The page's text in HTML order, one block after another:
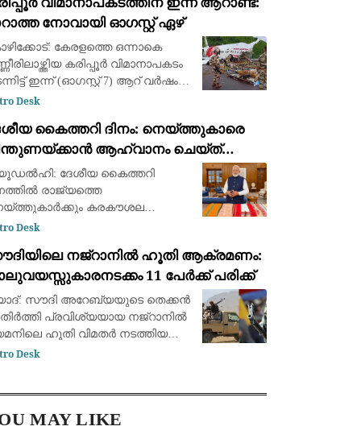
ഭരണകൂടത്തിന്റെ
നോവായി ഓഗസ്റ്റ് ഏഴ്
കേരളത്തെ ഒന്നാകെ
കരിപ്പൂർ വിമാനാപകടം
ഇന്ന് (ഓഗസ്റ്റ് 7) ആറ് വർഷം
2020 ഓഗസ്റ്റ് 7-ന് രാത്രി
എയർ ഇന്ത്യ എക്സ്പ്രസ്
Desk
കൈത്തറി ദിനം: നെയ്ത്തുകാരെ
ആഹ്വാനം ചെയ്ത്
നരേന്ദ്ര മോദി
ദേശീയ കൈത്തറി
രാജ്യത്തെ
കരകൗശല
ആശംസകൾ നേർന്ന്
സമ്പന്നമായ കൈത്തറി
അതിനായി ജീവിതം
Desk
നജ്‌റാനിൽ ഹൂതി ആക്രമണം:
11 പേർക്ക് പരിക്ക്
സൗദി അറേബ്യയുടെ തെക്കൻ
പ്രവിശ്യയായ നജ്‌റാനിൽ
ഹൂതി വിമതർ നടത്തിയ
നാലുവയസ്സുകാരൻ
Desk
MAY LIKE